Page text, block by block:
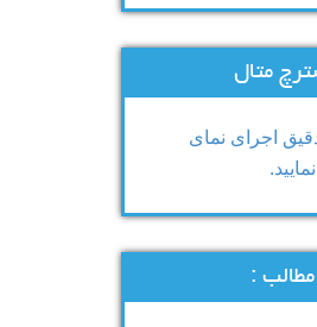
متال
اجرای نمای
: